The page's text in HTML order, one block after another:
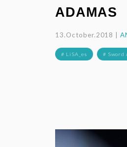
ADAMAS
13.October.2018 |
# LiSA_es # Sword